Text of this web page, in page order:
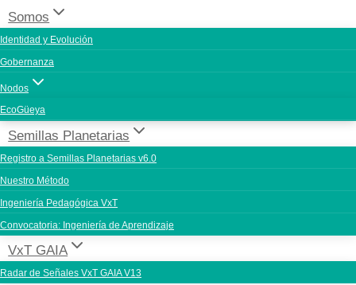
Somos
Identidad y Evolución
Gobernanza
Nodos
EcoGüeya
Semillas Planetarias
Registro a Semillas Planetarias v6.0
Nuestro Método
Ingeniería Pedagógica VxT
Convocatoria: Ingeniería de Aprendizaje
VxT GAIA
Radar de Señales VxT GAIA V13